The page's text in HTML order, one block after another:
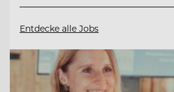
Entdecke alle Jobs